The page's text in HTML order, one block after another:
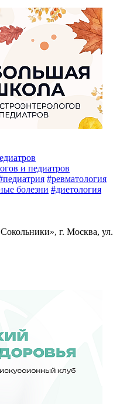
и педиатров
#ревматология
болезни #диетология
г. Москва, ул.